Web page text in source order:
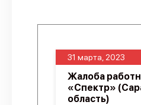
31 марта, 2023
Жалоба
«Спектр»
область)